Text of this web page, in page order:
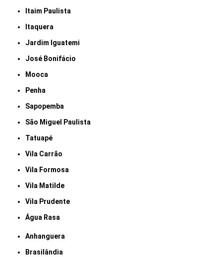
Itaim Paulista
Itaquera
Jardim Iguatemi
José Bonifácio
Mooca
Penha
Sapopemba
São Miguel Paulista
Tatuapé
Vila Carrão
Vila Formosa
Vila Matilde
Vila Prudente
Água Rasa
Anhanguera
Brasilândia